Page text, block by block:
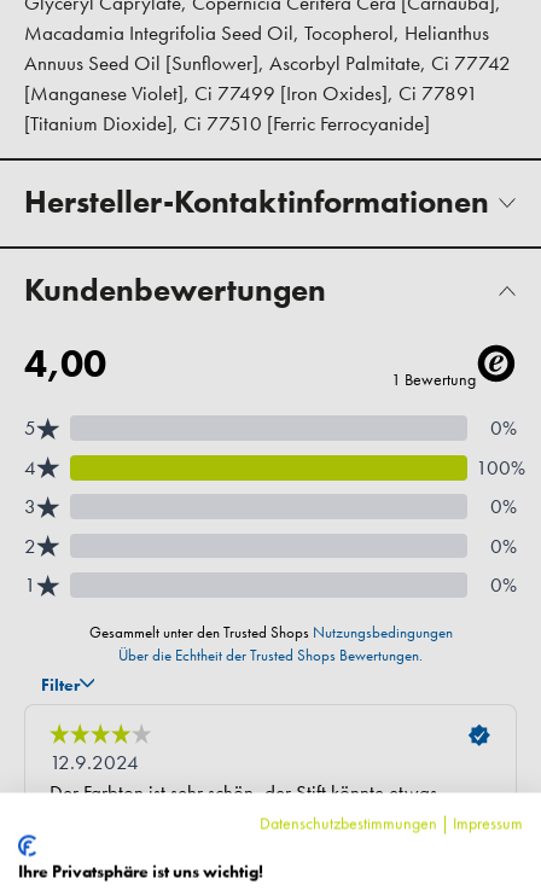
Macadamia Integrifolia Seed Oil, Tocopherol, Helianthus
Annuus Seed Oil [Sunflower], Ascorbyl Palmitate, Ci 77742
[Manganese Violet], Ci 77499 [Iron Oxides], Ci 77891
[Titanium Dioxide], Ci 77510 [Ferric Ferrocyanide]
Hersteller-Kontaktinformationen
Kundenbewertungen
Datenschutzbestimmungen | Impressum
Ihre Privatsphäre ist uns wichtig!